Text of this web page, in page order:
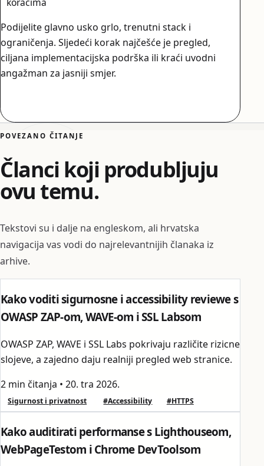
koracima
Podijelite glavno usko grlo, trenutni stack i
ograničenja. Sljedeći korak najčešće je pregled,
ciljana implementacijska podrška ili kraći uvodni
angažman za jasniji smjer.
POVEZANO ČITANJE
Članci koji produbljuju
ovu temu.
Tekstovi su i dalje na engleskom, ali hrvatska
navigacija vas vodi do najrelevantnijih članaka iz
arhive.
Kako voditi sigurnosne i accessibility reviewe s
OWASP ZAP-om, WAVE-om i SSL Labsom
OWASP ZAP, WAVE i SSL Labs pokrivaju različite rizicne
slojeve, a zajedno daju realniji pregled web stranice.
2 min čitanja • 20. tra 2026.
Sigurnost i privatnost #Accessibility #HTTPS
Kako auditirati performanse s Lighthouseom,
WebPageTestom i Chrome DevToolsom